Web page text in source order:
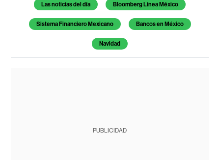
Las noticias del día Bloomberg Línea México
Sistema Financiero Mexicano Bancos en México
Navidad
PUBLICIDAD